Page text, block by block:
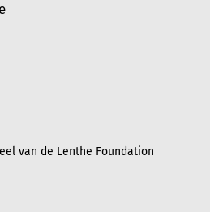
van de Lenthe Foundation